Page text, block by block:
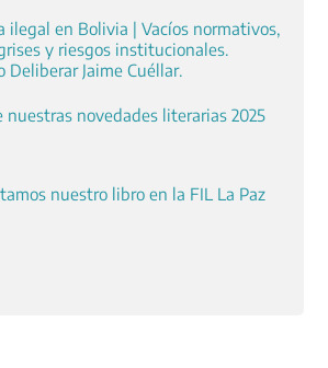
ilegal en Bolivia | Vacíos normativos,
y riesgos institucionales.
Deliberar Jaime Cuéllar.
nuestras novedades literarias 2025
nuestro libro en la FIL La Paz